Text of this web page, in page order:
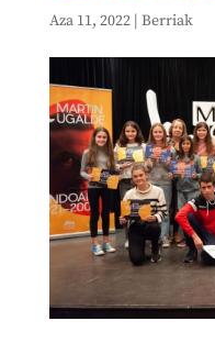
Aza 11, 2022| Berriak